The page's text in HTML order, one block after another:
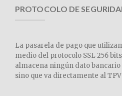
PROTOCOLO DE
La pasarela de pago que
medio del protocolo SSL 256
almacena ningún dato
sino que va directamente al